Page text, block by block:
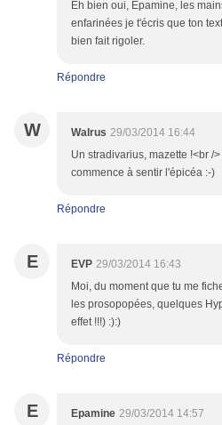
Eh bien oui, Épamine, les
enfarinées je t'écris que ton
bien fait rigoler.
Répondre
W Walrus 29/03/2014 16:44
Un stradivarius, mazette !<br /
commence à sentir l'épicéa :-)
Répondre
E EVP 29/03/2014 16:43
Moi, du moment que tu me
les prosopopées, quelques
effet !!!) :):)
Répondre
E Epamine 29/03/2014 14:57